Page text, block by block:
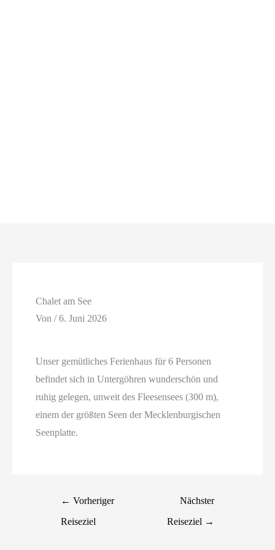
Chalet am See
Von/6. Juni 2026
Unser gemütliches Ferienhaus für 6 Personen
befindet sich in Untergöhren wunderschön und
ruhig gelegen, unweit des Fleesensees (300 m),
einem der größten Seen der Mecklenburgischen
Seenplatte.
← Vorheriger
Reiseziel
Nächster
Reiseziel →